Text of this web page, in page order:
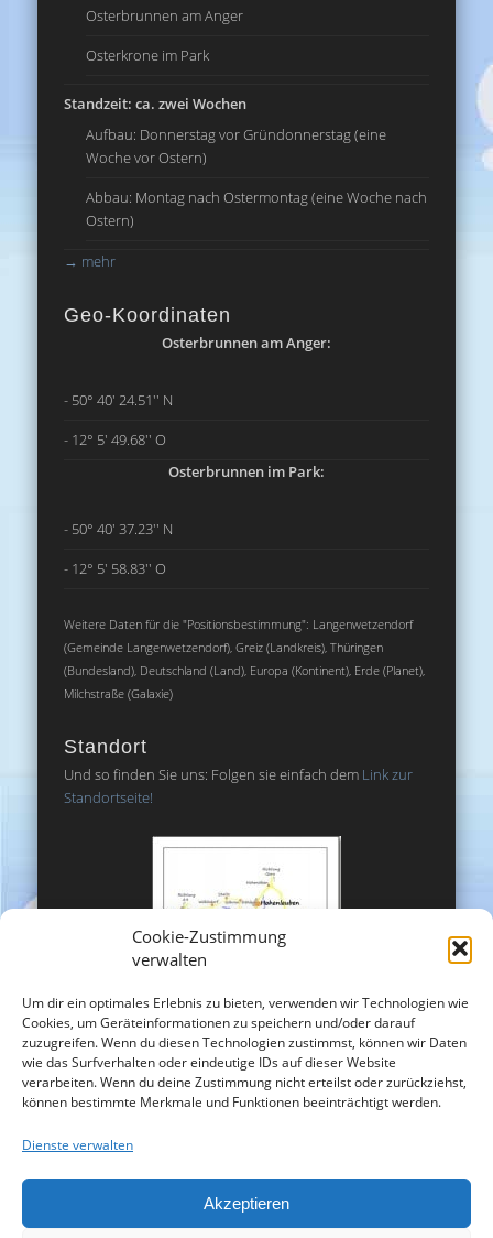
Cookie-Zustimmung
verwalten
Um dir ein optimales Erlebnis zu bieten, verwenden wir Technologien wie
Cookies, um Geräteinformationen zu speichern und/oder darauf
zuzugreifen. Wenn du diesen Technologien zustimmst, können wir Daten
wie das Surfverhalten oder eindeutige IDs auf dieser Website
verarbeiten. Wenn du deine Zustimmung nicht erteilst oder zurückziehst,
können bestimmte Merkmale und Funktionen beeinträchtigt werden.
Dienste verwalten
Akzeptieren
Osterbrunnen am Anger
Osterkrone im Park
Standzeit: ca. zwei Wochen
Aufbau: Donnerstag vor Gründonnerstag (eine
Woche vor Ostern)
Abbau: Montag nach Ostermontag (eine Woche nach
Ostern)
→ mehr
Geo-Koordinaten
Osterbrunnen am Anger:
- 50° 40' 24.51'' N
- 12° 5' 49.68'' O
Osterbrunnen im Park:
- 50° 40' 37.23'' N
- 12° 5' 58.83'' O
Weitere Daten für die "Positionsbestimmung": Langenwetzendorf
(Gemeinde Langenwetzendorf), Greiz (Landkreis), Thüringen
(Bundesland), Deutschland (Land), Europa (Kontinent), Erde (Planet),
Milchstraße (Galaxie)
Standort
Und so finden Sie uns: Folgen sie einfach dem Link zur
Standortseite!